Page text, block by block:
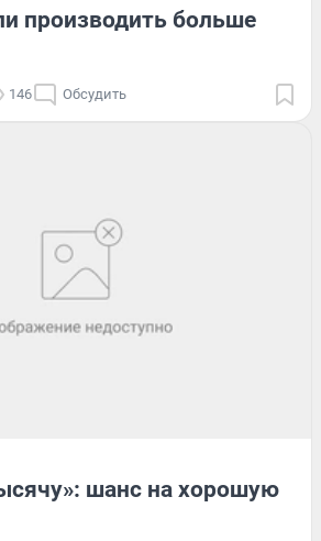
производить больше
146 Обсудить
шанс на хорошую